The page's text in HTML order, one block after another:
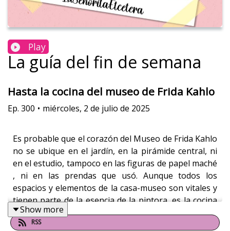
Play
La guía del fin de semana
Hasta la cocina del museo de Frida Kahlo
Ep. 300 • miércoles, 2 de julio de 2025
Es probable que el corazón del Museo de Frida Kahlo
no se ubique en el jardín, en la pirámide central​, ni
en el estudio​, tampoco en las figuras de papel maché​
, ni en las prendas que usó​. Aunque todos los
espacios y elementos de la casa-museo son vitales y
tienen parte de la esencia de la pintora, es la cocina
donde surgía lo que le dio sabor, apapacho e
inspiración a Kahlo en incontables ocasiones.
Show more
RSS